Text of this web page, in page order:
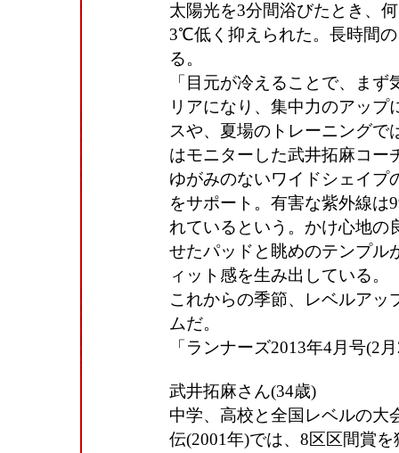
太陽光を3分間浴びたとき、
3℃低く抑えられた。長時間
る。
「目元が冷えることで、ま
リアになり、集中力のアッ
スや、夏場のトレーニング
はモニターした武井拓麻コー
ゆがみのないワイドシェイプ
をサポート。有害な紫外線は
れているという。かけ心地の
せたパッドと眺めのテンプル
ィット感を生み出している。
これからの季節、レベルアッ
ムだ。
「ランナーズ2013年4月号(2
武井拓麻さん(34歳)
中学、高校と全国レベルの大
伝(2001年)では、8区区間賞